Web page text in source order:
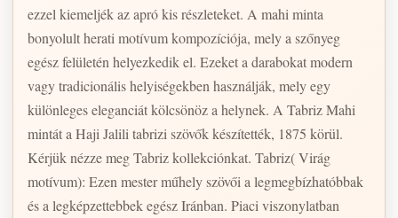
ezzel kiemeljék az apró kis részleteket. A mahi minta
bonyolult herati motívum kompozíciója, mely a szőnyeg
egész felületén helyezkedik el. Ezeket a darabokat modern
vagy tradicionális helyiségekben használják, mely egy
különleges eleganciát kölcsönöz a helynek. A Tabriz Mahi
mintát a Haji Jalili tabrizi szövők készítették, 1875 körül.
Kérjük nézze meg Tabriz kollekciónkat. Tabriz( Virág
motívum): Ezen mester műhely szövői a legmegbízhatóbbak
és a legképzettebbek egész Iránban. Piaci viszonylatban